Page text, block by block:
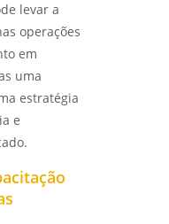
levar a
operações
em
uma
estratégia
e